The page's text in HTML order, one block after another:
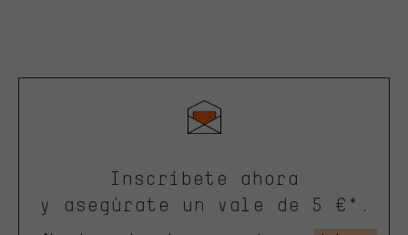
Inscríbete ahora
y asegúrate un vale de 5 €*.